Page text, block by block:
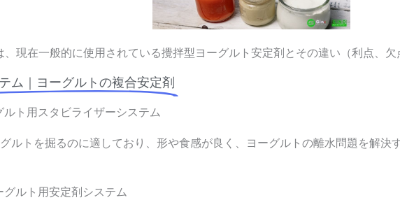
、現在一般的に使用されている攪拌型ヨーグルト安定剤とその違い（利点、欠
ム｜ヨーグルトの複合安定剤
ルト用スタビライザーシステム
ルトを掘るのに適しており、形や食感が良く、ヨーグルトの離水問題を解決
グルト用安定剤システム